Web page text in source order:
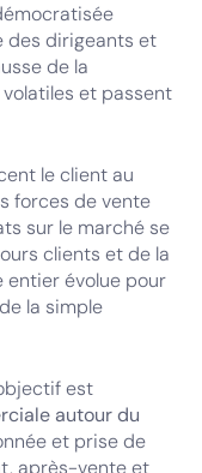
des dirigeants et
de la
et passent
le client au
forces de vente
sur le marché se
clients et de la
entier évolue pour
la simple
est
autour du
et prise de
après-vente et